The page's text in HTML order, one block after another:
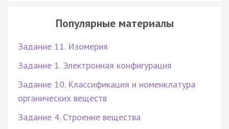
Популярные материалы
Задание 11. Изомерия
Задание 1. Электронная конфигурация
Задание 10. Классификация и номенклатура
органических веществ
Задание 4. Строение вещества